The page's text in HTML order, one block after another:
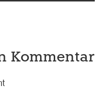
Kommentar